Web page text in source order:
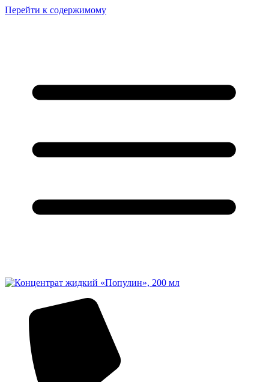
Перейти к содержимому